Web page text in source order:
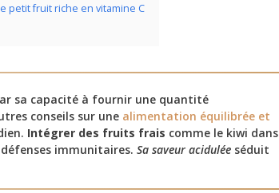
petit fruit riche en vitamine C
sa capacité à fournir une quantité
conseils sur une alimentation équilibrée et
Intégrer des fruits frais comme le kiwi dans
immunitaires. Sa saveur acidulée séduit